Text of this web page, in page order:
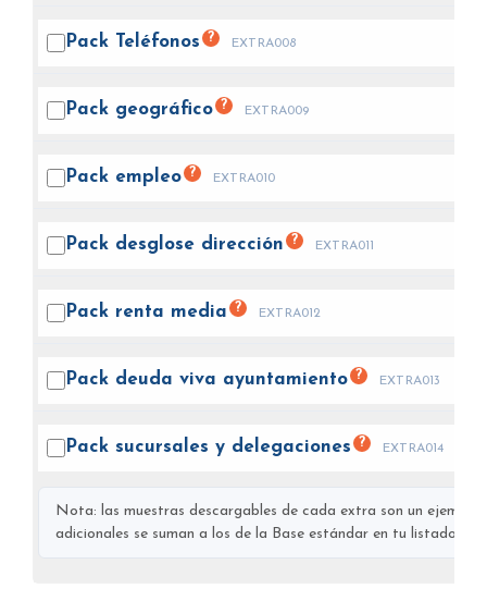
Pack Teléfonos ? EXTRA008
Pack geográfico ? EXTRA009
Pack empleo ? EXTRA010
Pack desglose dirección ? EXTRA011
Pack renta media ? EXTRA012
Pack deuda viva ayuntamiento ? EXTRA013
Pack sucursales y delegaciones ? EXTRA014
Nota: las muestras descargables de cada extra son un
adicionales se suman a los de la Base estándar en tu listado